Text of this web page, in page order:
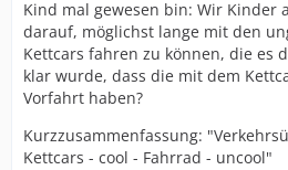
Kind mal gewesen bin: Wir Kinder
darauf, möglichst lange mit den
Kettcars fahren zu können, die es
klar wurde, dass die mit dem
Vorfahrt haben?
Kurzzusammenfassung:
Kettcars - cool - Fahrrad - uncool"